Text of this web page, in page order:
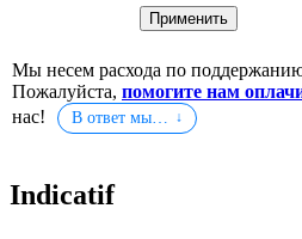
Мы несем расхода по
Пожалуйста, помогите нам
нас!
В ответ мы…
Indicatif